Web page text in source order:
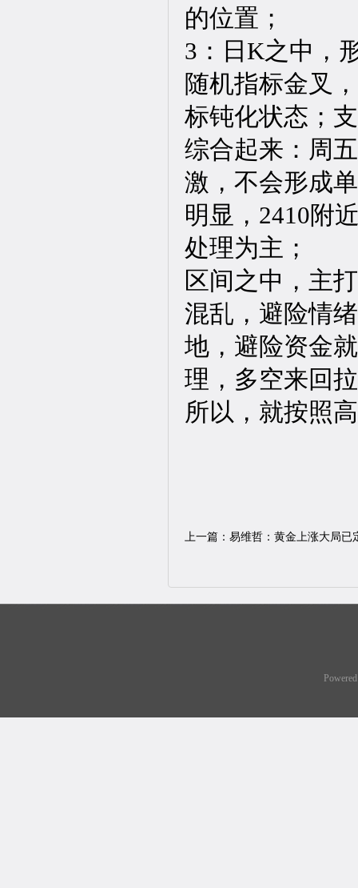
的位置；
3：日K之中，
随机指标金叉
标钝化状态；
综合起来：周
激，不会形成
明显，2410附
处理为主；
区间之中，主
混乱，避险情
地，避险资金
理，多空来回
所以，就按照
上一篇： 易维哲：黄金上涨大局已